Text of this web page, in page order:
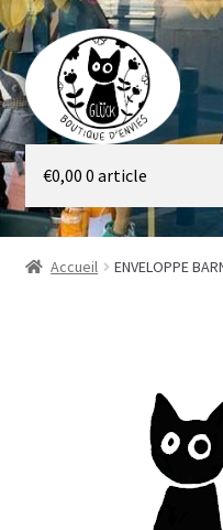
Aller
à
la
navigation
Aller
au
contenu
Galerie
Boutique
€0,00 0 article
Accueil ENVELOPPE